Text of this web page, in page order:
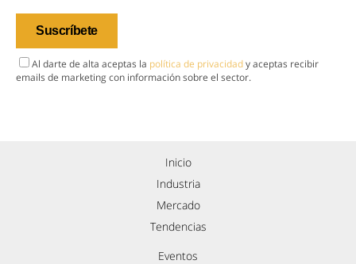
Al darte de alta aceptas la política de privacidady aceptas recibir
emails de marketing con información sobre el sector.
Inicio
Industria
Mercado
Tendencias
Eventos